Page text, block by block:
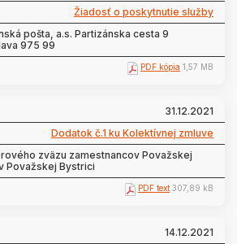
Žiadosť o poskytnutie služby
pošta, a.s. Partizánska cesta 9
975 99
PDF kópia 1,57 MB
31.12.2021
Dodatok č.1 ku Kolektívnej zmluve
zväzu zamestnancov Považskej
Považskej Bystrici
PDF text 307,89 kB
14.12.2021